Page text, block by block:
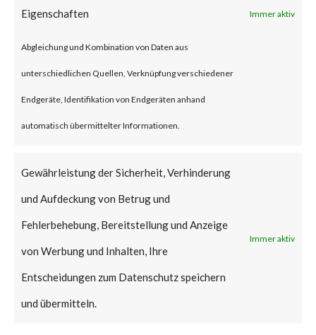
Eigenschaften Immer aktiv
Abgleichung und Kombination von Daten aus
unterschiedlichen Quellen, Verknüpfung verschiedener
Endgeräte, Identifikation von Endgeräten anhand
automatisch übermittelter Informationen.
Gewährleistung der Sicherheit, Verhinderung
und Aufdeckung von Betrug und
Fehlerbehebung, Bereitstellung und Anzeige
von Werbung und Inhalten, Ihre
Entscheidungen zum Datenschutz speichern
und übermitteln.
Immer aktiv
the vulnerability could allow an
unauthorized attacker to gain
admin privileges on the
WordPress websites installed
with the vulnerable version of
According to NIST (National
Institute of Standards and
Technology), CVE-2023-28121
has a CVSS base score of 9.8 and
is rated critical.